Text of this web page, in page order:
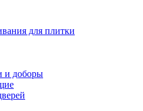
для плитки
и доборы